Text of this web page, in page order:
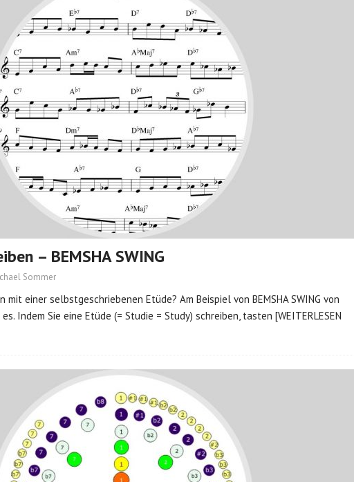
– BEMSHA SWING
Sommer
mit einer selbstgeschriebenen Etüde? Am Beispiel von BEMSHA SWING von
Indem Sie eine Etüde (= Studie = Study) schreiben, tasten [WEITERLESEN